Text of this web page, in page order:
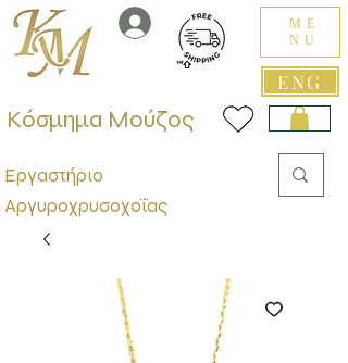
ENG
ME
NU
Εργαστήριο
Αργυροχρυσοχοΐας
Κόσμημα Μούζος